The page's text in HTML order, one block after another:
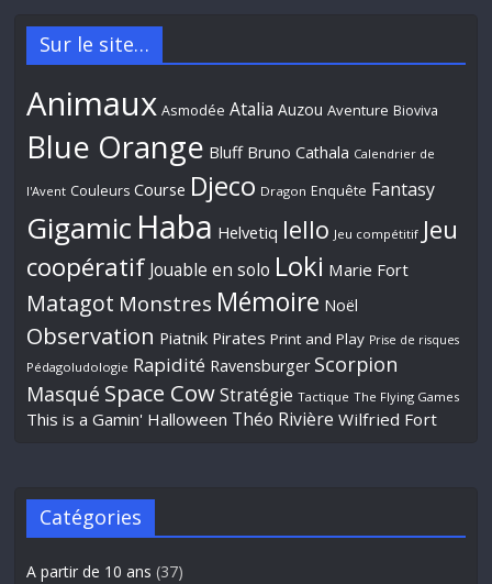
Sur le site…
Animaux Asmodée Atalia Auzou Aventure Bioviva
Blue Orange Bluff Bruno Cathala Calendrier de
l'Avent Couleurs Course Djeco Dragon Enquête Fantasy
Gigamic Haba Helvetiq Iello Jeu compétitif Jeu
coopératif Jouable en solo Loki Marie Fort
Matagot Monstres Mémoire Noël
Observation Piatnik Pirates Print and Play Prise de risques
Pédagoludologie Rapidité Ravensburger Scorpion
Masqué Space Cow Stratégie Tactique The Flying Games
This is a Gamin' Halloween Théo Rivière Wilfried Fort
Catégories
A partir de 10 ans (37)